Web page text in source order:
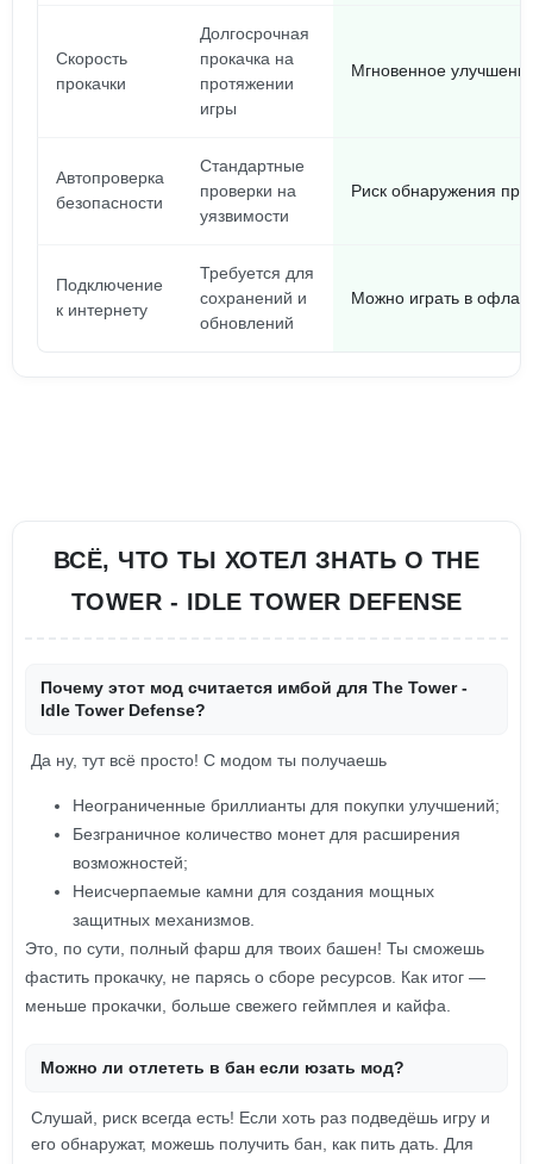
Скорость
прокачки
Долгосрочная
прокачка на
протяжении
игры
Мгновенное
Автопроверка
безопасности
Стандартные
проверки на
уязвимости
Риск обнаружения
Подключение
к интернету
Требуется для
сохранений и
обновлений
Можно играть в
ВСЁ, ЧТО ТЫ ХОТЕЛ ЗНАТЬ О THE
TOWER - IDLE TOWER DEFENSE
Почему этот мод считается имбой для The Tower -
Idle Tower Defense?
Да ну, тут всё просто! С модом ты получаешь
Неограниченные бриллианты для покупки улучшений;
Безграничное количество монет для расширения
возможностей;
Неисчерпаемые камни для создания мощных
защитных механизмов.
Это, по сути, полный фарш для твоих башен! Ты сможешь
фастить прокачку, не парясь о сборе ресурсов. Как итог —
меньше прокачки, больше свежего геймплея и кайфа.
Можно ли отлететь в бан если юзать мод?
Слушай, риск всегда есть! Если хоть раз подведёшь игру и
его обнаружат, можешь получить бан, как пить дать. Для